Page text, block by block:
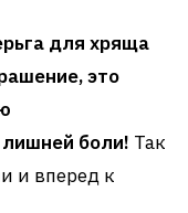
для хряща
это
лишней боли! Так
и вперед к